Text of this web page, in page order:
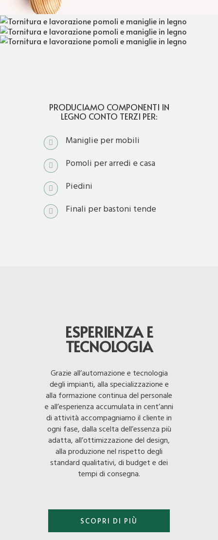
PRODUCIAMO COMPONENTI IN
LEGNO CONTO TERZI PER:
Maniglie per mobili
Pomoli per arredi e casa
Piedini
Finali per bastoni tende
ESPERIENZA E
TECNOLOGIA
Grazie all’automazione e tecnologia
degli impianti, alla specializzazione e
alla formazione continua del personale
e all’esperienza accumulata in cent’anni
di attività accompagniamo il cliente in
ogni fase, dalla scelta dell’essenza più
adatta, all’ottimizzazione del design,
alla produzione nel rispetto degli
standard qualitativi, di budget e dei
tempi di consegna.
SCOPRI DI PIÙ